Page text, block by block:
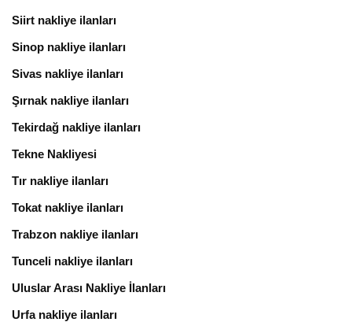
Siirt nakliye ilanları
Sinop nakliye ilanları
Sivas nakliye ilanları
Şırnak nakliye ilanları
Tekirdağ nakliye ilanları
Tekne Nakliyesi
Tır nakliye ilanları
Tokat nakliye ilanları
Trabzon nakliye ilanları
Tunceli nakliye ilanları
Uluslar Arası Nakliye İlanları
Urfa nakliye ilanları